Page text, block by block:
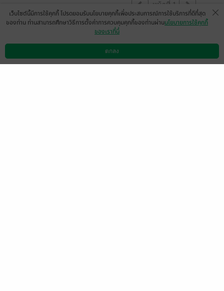
หน้าที่ 1
24 เม.ย. 256714:12 น.
ดาวน์โหลดแอป วิธีการใช้งาน ติดต่อเรา
เว็บไซต์นี้มีการใช้คุกกี้ โปรดยอมรับนโยบายคุกกี้เพื่อประสบการณ์การใช้บริการที่ดีที่สุด
ของท่าน ท่านสามารถศึกษาวิธีการตั้งค่าการควบคุมคุกกี้ของท่านผ่านนโยบายการใช้คุกกี้
ของเราที่นี่
ตกลง